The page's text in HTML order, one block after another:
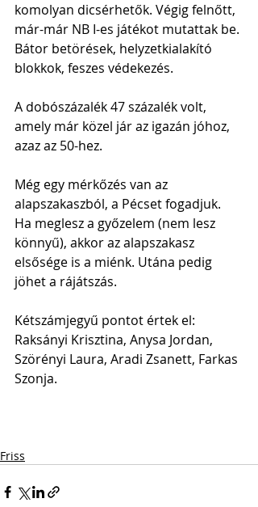
komolyan dicsérhetők. Végig felnőtt,
már-már NB I-es játékot mutattak be.
Bátor betörések, helyzetkialakító
blokkok, feszes védekezés.
A dobószázalék 47 százalék volt,
amely már közel jár az igazán jóhoz,
azaz az 50-hez.
Még egy mérkőzés van az
alapszakaszból, a Pécset fogadjuk.
Ha meglesz a győzelem (nem lesz
könnyű), akkor az alapszakasz
elsősége is a miénk. Utána pedig
jöhet a rájátszás.
Kétszámjegyű pontot értek el:
Raksányi Krisztina, Anysa Jordan,
Szörényi Laura, Aradi Zsanett, Farkas
Szonja.
Friss